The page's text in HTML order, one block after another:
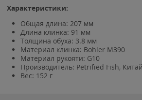
Характеристики:
Общая длина: 207 мм
Длина клинка: 91 мм
Толщина обуха: 3.8 мм
Материал клинка: Bohler M390
Материал рукояти: G10
Производитель: Petrified Fish, Китай
Вес: 152 г